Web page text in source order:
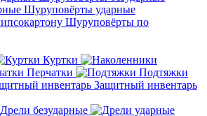
Шуруповёрты ударные
Шуруповёрты по
Куртки
Перчатки
Подтяжки
Защитный инвентарь
Дрели безударные